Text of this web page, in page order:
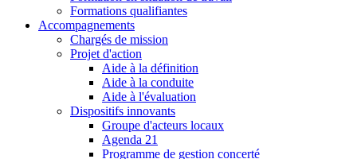
Formations qualifiantes
Accompagnements
Chargés de mission
Projet d'action
Aide à la définition
Aide à la conduite
Aide à l'évaluation
Dispositifs innovants
Groupe d'acteurs locaux
Agenda 21
Programme de gestion concerté